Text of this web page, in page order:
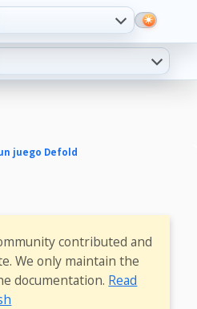
juego Defold
contributed and
We only maintain the
documentation. Read